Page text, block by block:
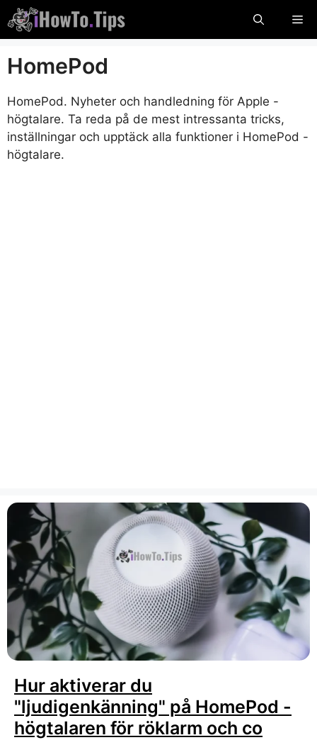
Hoppa
till
innehåll
HomePod
HomePod. Nyheter och handledning för Apple -
högtalare. Ta reda på de mest intressanta tricks,
inställningar och upptäck alla funktioner i HomePod -
högtalare.
Hur aktiverar du
"ljudigenkänning" på HomePod -
högtalaren för röklarm och co